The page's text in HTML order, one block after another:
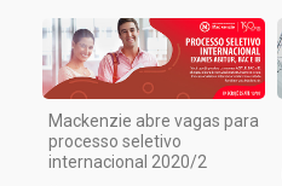
Mackenzie abre vagas para
processo seletivo
internacional 2020/2